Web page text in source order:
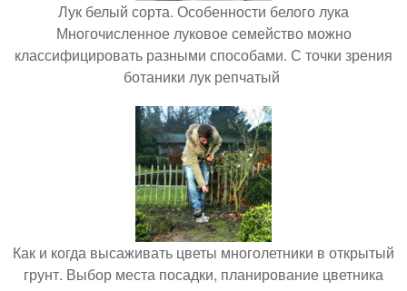
Лук белый сорта. Особенности белого лука
Многочисленное луковое семейство можно
классифицировать разными способами. С точки зрения
ботаники лук репчатый
Как и когда высаживать цветы многолетники в открытый
грунт. Выбор места посадки, планирование цветника